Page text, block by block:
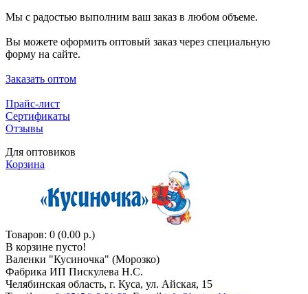
Мы с радостью выполним ваш заказ в любом объеме.
Вы можете оформить оптовый заказ через специальную
форму на сайте.
Заказать оптом
Прайс-лист
Сертификаты
Отзывы
Для оптовиков
Корзина
Товаров: 0 (0.00 р.)
В корзине пусто!
Валенки "Кусиночкa" (Морозко)
Фабрика ИП Пискулева Н.С.
Челябинская область, г. Куса, ул. Айская, 15